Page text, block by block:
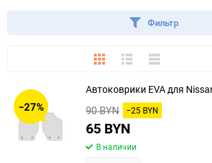
Фильтр
ПлиткаПодробноКомпактно
−27%
Автоковрики EVA для
90 BYN −25 BYN
65 BYN
В наличии